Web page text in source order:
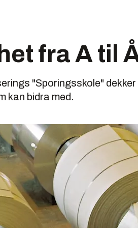
fra A til
"Sporingsskole"
kan bidra med.